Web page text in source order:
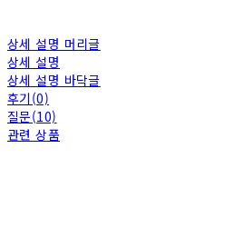
상세 설명 머리글
상세 설명
상세 설명 바닥글
후기(0)
질문(10)
관련 상품